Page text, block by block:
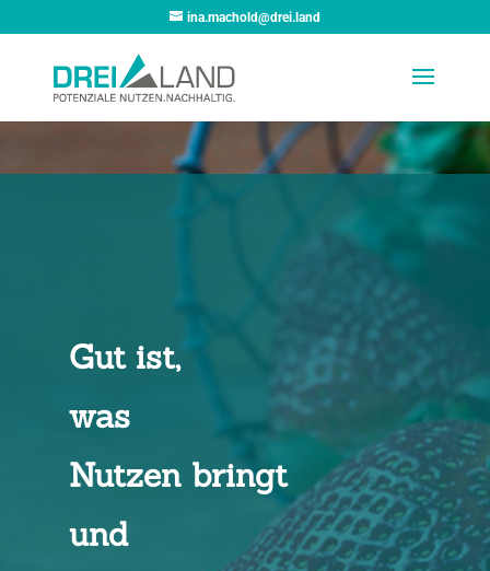
ina.machold@drei.land
Gut ist,
was
Nutzen bringt
und